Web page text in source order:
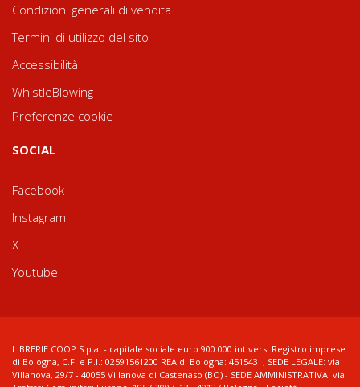
Condizioni generali di vendita
Termini di utilizzo del sito
Accessibilità
WhistleBlowing
Preferenze cookie
SOCIAL
Facebook
Instagram
X
Youtube
LIBRERIE.COOP S.p.a. - capitale sociale euro 900.000 int.vers. Registro imprese
di Bologna, C.F. e P.I.: 02591561200 REA di Bologna: 451543 ; SEDE LEGALE: via
Villanova, 29/7 - 40055 Villanova di Castenaso (BO) - SEDE AMMINISTRATIVA: via